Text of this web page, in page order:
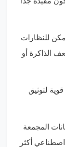
للنظارات
الذاكرة أو
لتوثيق
المجمعة
أكثر